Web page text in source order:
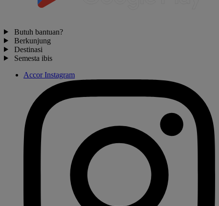
Butuh bantuan?
Berkunjung
Destinasi
Semesta ibis
Accor Instagram